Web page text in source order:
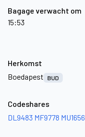
Bagage verwacht om
15:53
Herkomst
Boedapest
BUD
Codeshares
DL9483 MF9778 MU1656